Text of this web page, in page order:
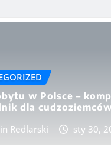
w Polsce –
dla cudzoziemców
Redlarski
sty 30,